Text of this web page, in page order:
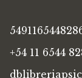
+54 11 6544